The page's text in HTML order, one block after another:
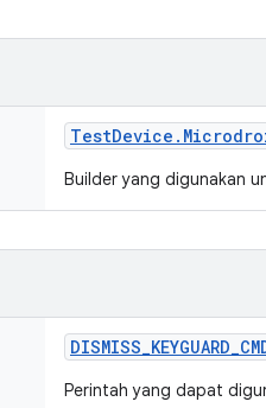
TestDevice .
Builder yang digunakan
DISMISS_KEYGUARD_
Perintah yang dapat